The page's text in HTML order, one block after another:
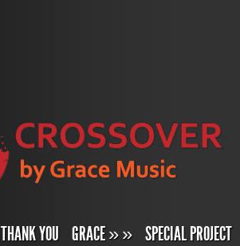
THANK YOU GRACE»» SPECIAL PROJECT